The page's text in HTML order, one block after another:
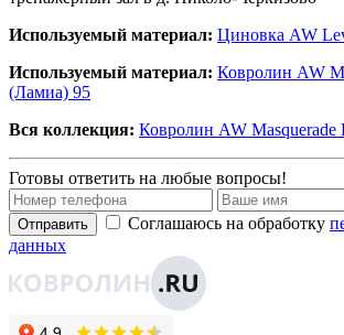
Используемый материал: Циновка AW
Используемый материал: Ковролин AW
(Ламиа) 95
Вся коллекция: Ковролин AW Masquerade
Готовы ответить на любые вопросы!
Отправить Соглашаюсь на обработку
данных